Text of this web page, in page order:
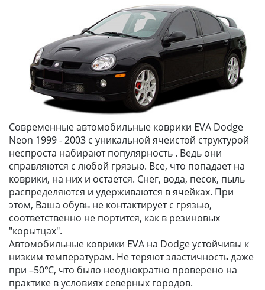
Современные автомобильные коврики EVA Dodge
Neon 1999 - 2003 с уникальной ячеистой структурой
неспроста набирают популярность . Ведь они
справляются с любой грязью. Все, что попадает на
коврики, на них и остается. Снег, вода, песок, пыль
распределяются и удерживаются в ячейках. При
этом, Ваша обувь не контактирует с грязью,
соответственно не портится, как в резиновых
"корытцах".
Автомобильные коврики EVA на Dodge устойчивы к
низким температурам. Не теряют эластичность даже
при –50℃, что было неоднократно проверено на
практике в условиях северных городов.